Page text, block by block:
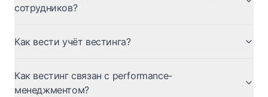
сотрудников?
Как вести учёт вестинга?
Как вестинг связан с performance-
менеджментом?